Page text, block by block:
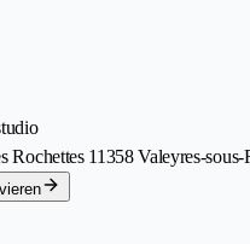
Rochettes 11358 Valeyres-sous-